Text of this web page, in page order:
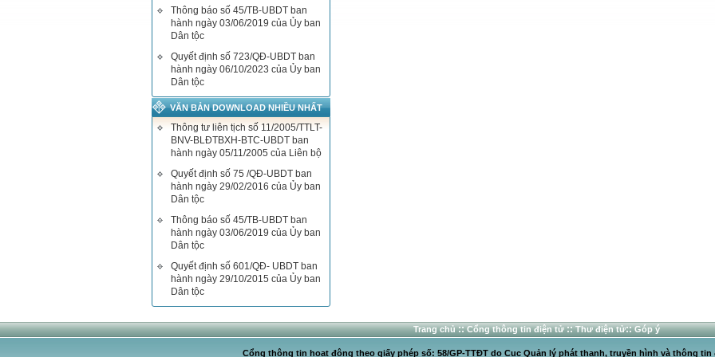
Thông báo số 45/TB-UBDT ban
hành ngày 03/06/2019 của Ủy ban
Dân tộc
Quyết định số 723/QĐ-UBDT ban
hành ngày 06/10/2023 của Ủy ban
Dân tộc
VĂN BẢN DOWNLOAD NHIỀU NHẤT
Thông tư liên tịch số 11/2005/TTLT-
BNV-BLĐTBXH-BTC-UBDT ban
hành ngày 05/11/2005 của Liên bộ
Quyết định số 75 /QĐ-UBDT ban
hành ngày 29/02/2016 của Ủy ban
Dân tộc
Thông báo số 45/TB-UBDT ban
hành ngày 03/06/2019 của Ủy ban
Dân tộc
Quyết định số 601/QĐ- UBDT ban
hành ngày 29/10/2015 của Ủy ban
Dân tộc
Trang chủ:: Cổng thông tin điện tử:: Thư điện tử:: Góp ý
Cổng thông tin hoạt động theo giấy phép số: 58/GP-TTĐT do Cục Quản lý phát thanh, truyền hình và thông tin